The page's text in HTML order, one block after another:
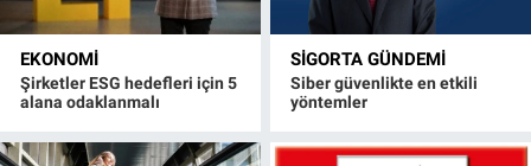
EKONOMI
Şirketler ESG hedefleri için 5
alana odaklanmalı
SIGORTA GÜNDEMI
Siber güvenlikte en etkili
yöntemler